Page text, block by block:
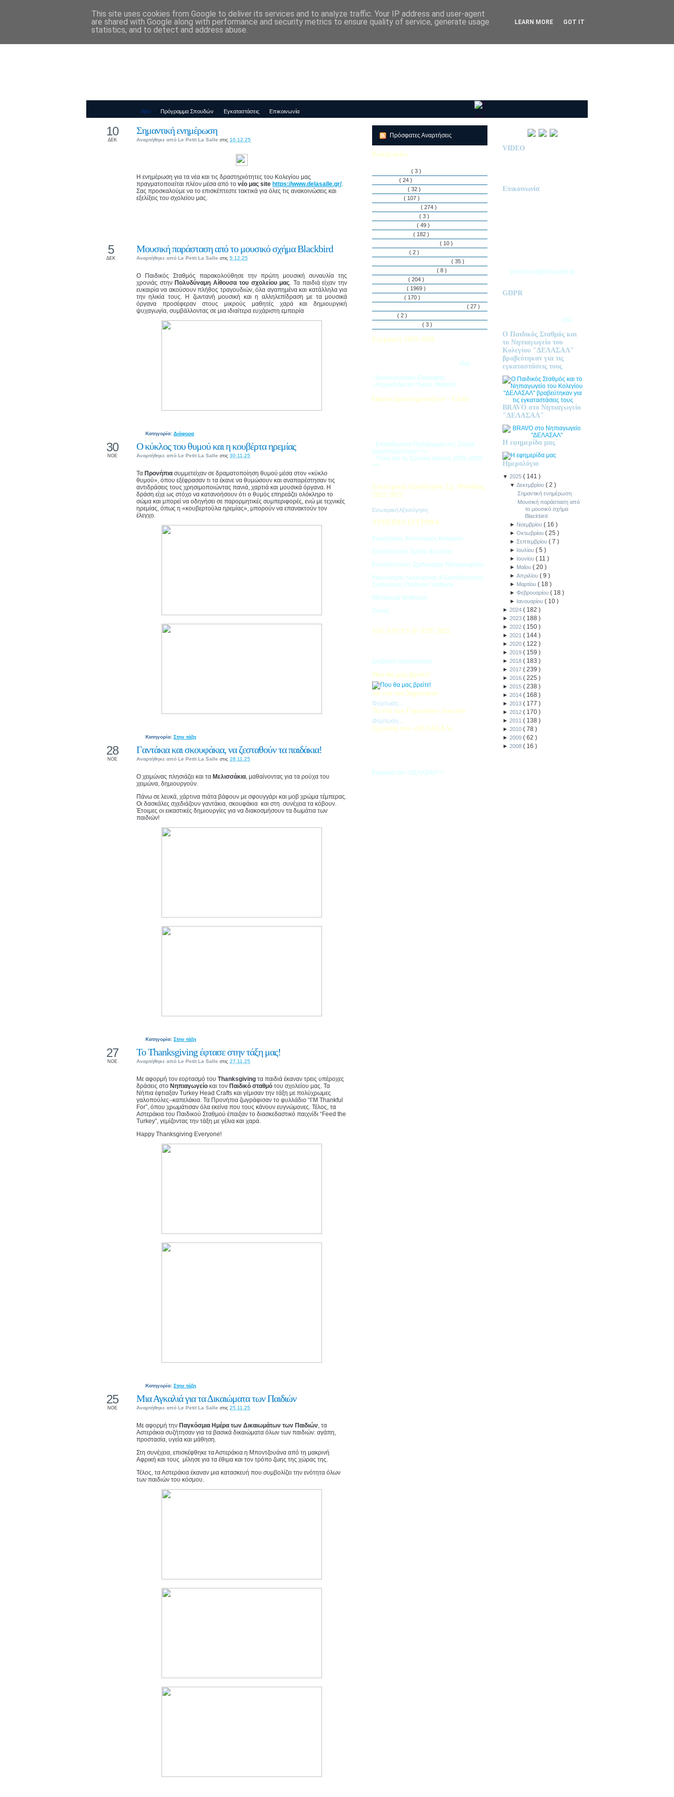
Παιδικός Σταθμός-Νηπιαγωγείο "ΔΕΛΑΣΑΛ"
Νέα Πρόγραμμα Σπουδών Εγκαταστάσεις Επικοινωνία
Σημαντική ενημέρωση
Αναρτήθηκε από Le Petit La Salle στις 10.12.25
10
ΔΕΚ
Η ενημέρωση για τα νέα και τις δραστηριότητες του Κολεγίου μας
πραγματοποιείται πλέον μέσα από το νέο μας site https://www.delasalle.gr/.
Σας προσκαλούμε να το επισκέπτεστε τακτικά για όλες τις ανακοινώσεις και
εξελίξεις του σχολείου μας.
Μουσική παράσταση από το μουσικό σχήμα Blackbird
Αναρτήθηκε από Le Petit La Salle στις 5.12.25
5
ΔΕΚ
Ο Παιδικός Σταθμός παρακολούθησε την πρώτη μουσική συναυλία της
χρονιάς στην Πολυδύναμη Αίθουσα του σχολείου μας. Τα παιδιά είχαν την
ευκαιρία να ακούσουν πλήθος τραγουδιών, όλα αγαπημένα και κατάλληλα για
την ηλικία τους. Η ζωντανή μουσική και η αλληλεπίδραση με τα μουσικά
όργανα προσέφεραν στους μικρούς μαθητές χαρά και δημιουργική
ψυχαγωγία, συμβάλλοντας σε μια ιδιαίτερα ευχάριστη εμπειρία
Κατηγορία: Διάφορα
Ο κύκλος του θυμού και η κουβέρτα ηρεμίας
Αναρτήθηκε από Le Petit La Salle στις 30.11.25
30
ΝΟΕ
Τα Προνήπια συμμετείχαν σε δραματοποίηση θυμού μέσα στον «κύκλο
θυμού», όπου εξέφρασαν τι τα έκανε να θυμώσουν και αναπαρέστησαν τις
αντιδράσεις τους χρησιμοποιώντας πανιά, χαρτιά και μουσικά όργανα. Η
δράση είχε ως στόχο να κατανοήσουν ότι ο θυμός επηρεάζει ολόκληρο το
σώμα και μπορεί να οδηγήσει σε παρορμητικές συμπεριφορές, ενώ με τεχνικές
ηρεμίας, όπως η «κουβερτούλα ηρεμίας», μπορούν να επανακτούν τον
έλεγχο.
Κατηγορία: Στην τάξη
Γαντάκια και σκουφάκια, να ζεσταθούν τα παιδάκια!
Αναρτήθηκε από Le Petit La Salle στις 28.11.25
28
ΝΟΕ
Ο χειμώνας πλησιάζει και τα Μελισσάκια, μαθαίνοντας για τα ρούχα του
χειμώνα, δημιουργούν.
Πάνω σε λευκά, χάρτινα πιάτα βάφουν με σφουγγάρι και μοβ χρώμα τέμπερας.
Οι δασκάλες σχεδιάζουν γαντάκια, σκουφάκια και στη συνέχεια τα κόβουν.
Έτοιμες οι εικαστικές δημιουργίες για να διακοσμήσουν τα δωμάτια των
παιδιών!
Κατηγορία: Στην τάξη
Το Thanksgiving έφτασε στην τάξη μας!
Αναρτήθηκε από Le Petit La Salle στις 27.11.25
27
ΝΟΕ
Με αφορμή τον εορτασμό του Thanksgiving τα παιδιά έκαναν τρεις υπέροχες
δράσεις στο Νηπιαγωγείο και τον Παιδικό σταθμό του σχολείου μας. Τα
Νήπια έφτιαξαν Turkey Head Crafts και γέμισαν την τάξη με πολύχρωμες
γαλοπούλες–καπελάκια. Τα Προνήπια ζωγράφισαν το φυλλάδιο “I’M Thankful
For”, όπου χρωμάτισαν όλα εκείνα που τους κάνουν ευγνώμονες. Τέλος, τα
Αστεράκια του Παιδικού Σταθμού έπαιξαν το διασκεδαστικό παιχνίδι “Feed the
Turkey”, γεμίζοντας την τάξη με γέλια και χαρά.
Happy Thanksgiving Everyone!
Κατηγορία: Στην τάξη
Μια Αγκαλιά για τα Δικαιώματα των Παιδιών
Αναρτήθηκε από Le Petit La Salle στις 25.11.25
25
ΝΟΕ
Με αφορμή την Παγκόσμια Ημέρα των Δικαιωμάτων των Παιδιών, τα
Αστεράκια συζήτησαν για τα βασικά δικαιώματα όλων των παιδιών: αγάπη,
προστασία, υγεία και μάθηση.
Στη συνέχεια, επισκέφθηκε τα Αστεράκια η Μποντζουάνα από τη μακρινή
Αφρική και τους μίλησε για τα έθιμα και τον τρόπο ζωης της χώρας της.
Τέλος, τα Αστεράκια έκαναν μια κατασκευή που συμβολίζει την ενότητα όλων
των παιδιών του κόσμου.
Πρόσφατες Αναρτήσεις
Κατηγορίες
( 3 )
( 24 )
( 32 )
( 107 )
( 274 )
( 3 )
( 49 )
( 182 )
( 10 )
( 2 )
( 35 )
( 8 )
( 204 )
( 1969 )
( 170 )
( 27 )
( 2 )
( 3 )
Εγγραφές 2025-2026
εδώ.
- Δικαιολογητικά Εγγραφής
- Ατομικό Δελτίο Υγείας Μαθητή
Όμιλοι Δραστηριοτήτων - Clubs
- Εκπαιδευτικό Πρόγραμμα της Ζώνης
Δραστηριοτήτων ->>
- Υλικά για τη Σχολική Χρονιά 2025-2026 -
>>
Εσωτερική Αξιολόγηση Σχ. Μονάδας
2022-2023
Εσωτερική Αξιολόγηση
ΧΡΗΣΙΜΑ ΕΓΓΡΑΦΑ
Εσωτερικός Κανονισμός Κολεγίου
Εκπαιδευτικό Σχέδιο Κολεγίου
Εκπαιδευτικός Σχεδιασμός Νηπιαγωγείου
Κανονισμός Λειτουργίας & Εκπαιδευτικός
Σχεδιασμός Παιδικού Σταθμού
Μεταφορά Μαθητών
Στολές
VACANCES D’ ÉTÉ 2025
Διαβάστε περισσότερα
Που θα μας βρείτε!
Τα νέα του Δημοτικού
Φόρτωση...
Τα νέα του Γυμνασίου-Λυκείου
Φόρτωση...
Εργασία στο «ΔΕΛΑΣΑΛ»
Εργασία στο "ΔΕΛΑΣΑΛ"->
VIDEO
Επικοινωνία
preschool@delasalle.gr
GDPR
εδώ
Ο Παιδικός Σταθμός και
το Νηπιαγωγείο του
Κολεγίου "ΔΕΛΑΣΑΛ"
βραβεύτηκαν για τις
εγκαταστάσεις τους
BRAVO στο Νηπιαγωγείο
"ΔΕΛΑΣΑΛ"
Η εφημερίδα μας
Ημερολόγιο
▼ 2025 ( 141 )
▼Δεκεμβρίου(2)
Σημαντική ενημέρωση
Μουσική παράσταση από
το μουσικό σχήμα
Blackbird
► Νοεμβρίου( 16)
►Οκτωβρίου(25)
►Σεπτεμβρίου(7)
► Ιουλίου(5)
► Ιουνίου( 11)
► Μαΐου(20)
►Απριλίου(9)
► Μαρτίου( 18)
►Φεβρουαρίου( 18)
► Ιανουαρίου( 10)
► 2024 ( 182 )
► 2023 ( 188 )
► 2022 ( 150 )
► 2021 ( 144 )
► 2020 ( 122 )
► 2019 ( 159 )
► 2018 ( 183 )
► 2017 ( 239 )
► 2016 ( 225 )
► 2015 ( 238 )
► 2014 ( 168 )
► 2013 ( 177 )
► 2012 ( 170 )
► 2011 ( 138 )
► 2010 ( 78 )
► 2009 ( 62 )
► 2008 ( 16 )
This site uses cookies from Google to deliver its services and to analyze traffic. Your IP address and user-agent
are shared with Google along with performance and security metrics to ensure quality of service, generate usage
statistics, and to detect and address abuse.
LEARN MORE GOT IT